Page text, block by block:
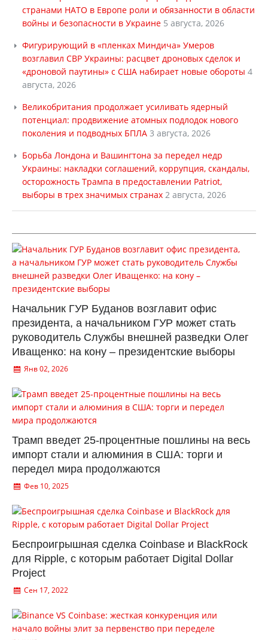
странами НАТО в Европе роли и обязанности в области
войны и безопасности в Украине 5 августа, 2026
Фигурирующий в «пленках Миндича» Умеров
возглавил СВР Украины: расцвет дроновых сделок и
«дроновой паутины» с США набирает новые обороты 4
августа, 2026
Великобритания продолжает усиливать ядерный
потенциал: продвижение атомных подлодок нового
поколения и подводных БПЛА 3 августа, 2026
Борьба Лондона и Вашингтона за передел недр
Украины: накладки соглашений, коррупция, скандалы,
осторожность Трампа в предоставлении Patriot,
выборы в трех значимых странах 2 августа, 2026
Начальник ГУР Буданов возглавит офис
президента, а начальником ГУР может стать
руководитель Службы внешней разведки Олег
Иващенко: на кону – президентские выборы
Янв 02, 2026
Трамп введет 25-процентные пошлины на весь
импорт стали и алюминия в США: торги и
передел мира продолжаются
Фев 10, 2025
Беспроигрышная сделка Coinbase и BlackRock
для Ripple, с которым работает Digital Dollar
Project
Сен 17, 2022